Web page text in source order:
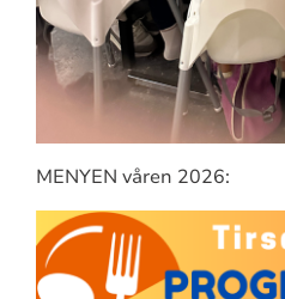
MENYEN våren 2026: